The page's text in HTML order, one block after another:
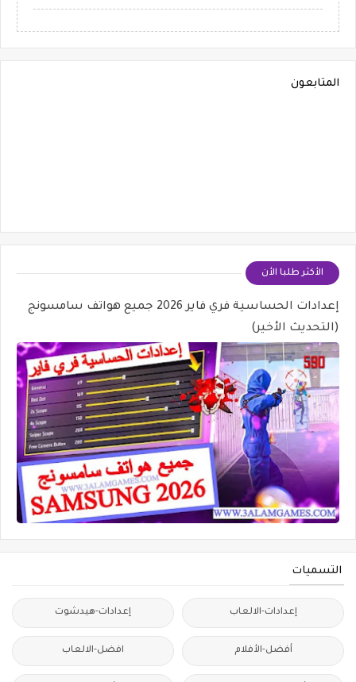
المتابعون
الأكثر طلبا الأن
إعدادات الحساسية فري فاير 2026 جميع هواتف سامسونج
(التحديث الأخير)
التسميات
إعدادات-الالعاب إعدادات-هيدشوت
أفضل-الأفلام افضل-الالعاب